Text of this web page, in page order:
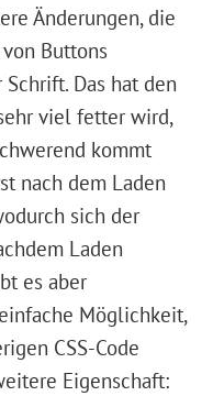
Änderungen, die
Buttons
Das hat den
viel fetter wird,
kommt
nach dem Laden
sich der
Laden
es aber
Möglichkeit,
CSS-Code
Eigenschaft: